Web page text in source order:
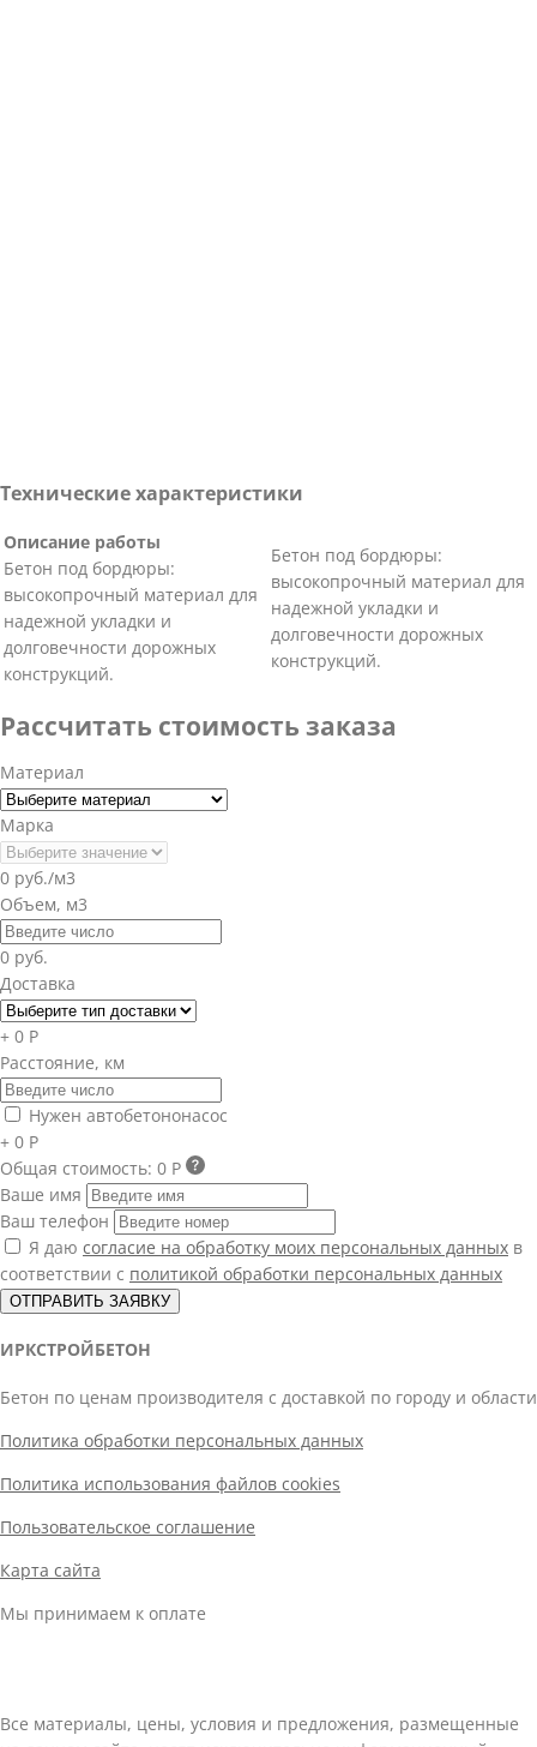
Технические характеристики
Описание работы
Бетон под бордюры:
высокопрочный материал для
надежной укладки и
долговечности дорожных
конструкций.
Бетон под бордюры:
высокопрочный материал для
надежной укладки и
долговечности дорожных
конструкций.
Рассчитать стоимость заказа
Материал
Марка
0 руб./м3
Объем, м3
0 руб.
Доставка
+ 0 Р
Расстояние, км
Нужен автобетононасос
+ 0 Р
Общая стоимость: 0 Р
Ваше имя
Ваш телефон
Я даю согласие на обработку моих персональных данных в
соответствии с политикой обработки персональных данных
ОТПРАВИТЬ ЗАЯВКУ
ИРКСТРОЙБЕТОН
Бетон по ценам производителя с доставкой по городу и области
Политика обработки персональных данных
Политика использования файлов cookies
Пользовательское соглашение
Карта сайта
Мы принимаем к оплате
Все материалы, цены, условия и предложения, размещенные